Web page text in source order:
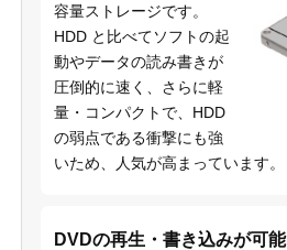
容量ストレージです。
HDD と比べてソフトの起
動やデータの読み書きが
圧倒的に速く、さらに軽
量・コンパクトで、HDD
の弱点である衝撃にも強
いため、人気が高まっています。
DVDの再生・書き込みが可能